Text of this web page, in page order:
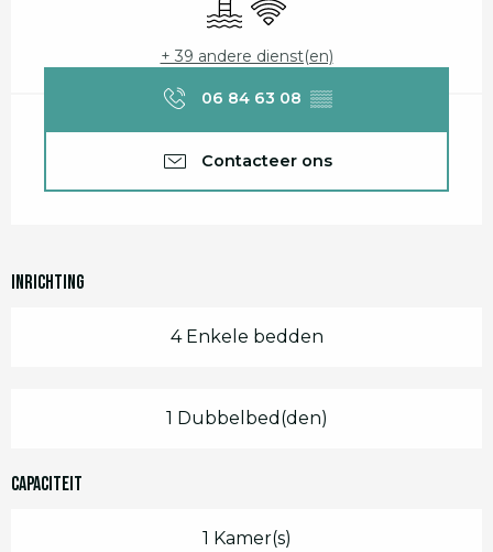
+ 39 andere dienst(en)
06 84 63 08 ▒▒
Contacteer ons
Inrichting
4 Enkele bedden
1 Dubbelbed(den)
Capaciteit
1 Kamer(s)